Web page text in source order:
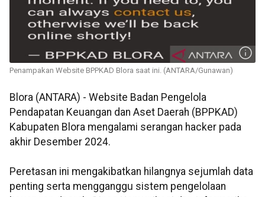
Penampakan Website BPPKAD Blora saat ini. (ANTARA/Gunawan)
Blora (ANTARA) - Website Badan Pengelola
Pendapatan Keuangan dan Aset Daerah (BPPKAD)
Kabupaten Blora mengalami serangan hacker pada
akhir Desember 2024.
Peretasan ini mengakibatkan hilangnya sejumlah data
penting serta mengganggu sistem pengelolaan